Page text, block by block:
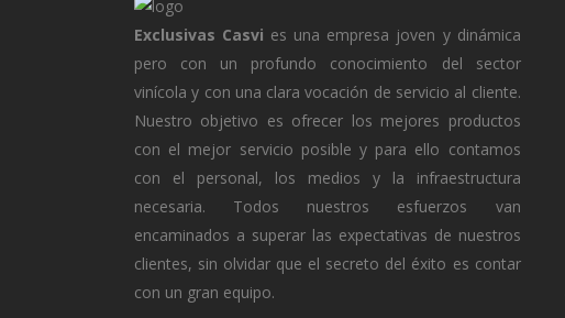
Exclusivas Casvi es una empresa joven y dinámica
pero con un profundo conocimiento del sector
vinícola y con una clara vocación de servicio al cliente.
Nuestro objetivo es ofrecer los mejores productos
con el mejor servicio posible y para ello contamos
con el personal, los medios y la infraestructura
necesaria. Todos nuestros esfuerzos van
encaminados a superar las expectativas de nuestros
clientes, sin olvidar que el secreto del éxito es contar
con un gran equipo.